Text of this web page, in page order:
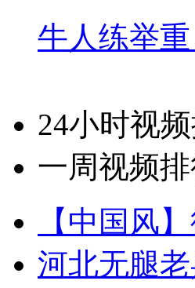
牛人练举
24小时视
一周视频
【中国风
河北无腿